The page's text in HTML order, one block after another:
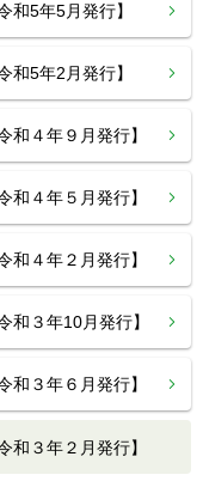
和5年5月発行】
和5年2月発行】
和４年９月発行】
和４年５月発行】
和４年２月発行】
和３年10月発行】
和３年６月発行】
和３年２月発行】